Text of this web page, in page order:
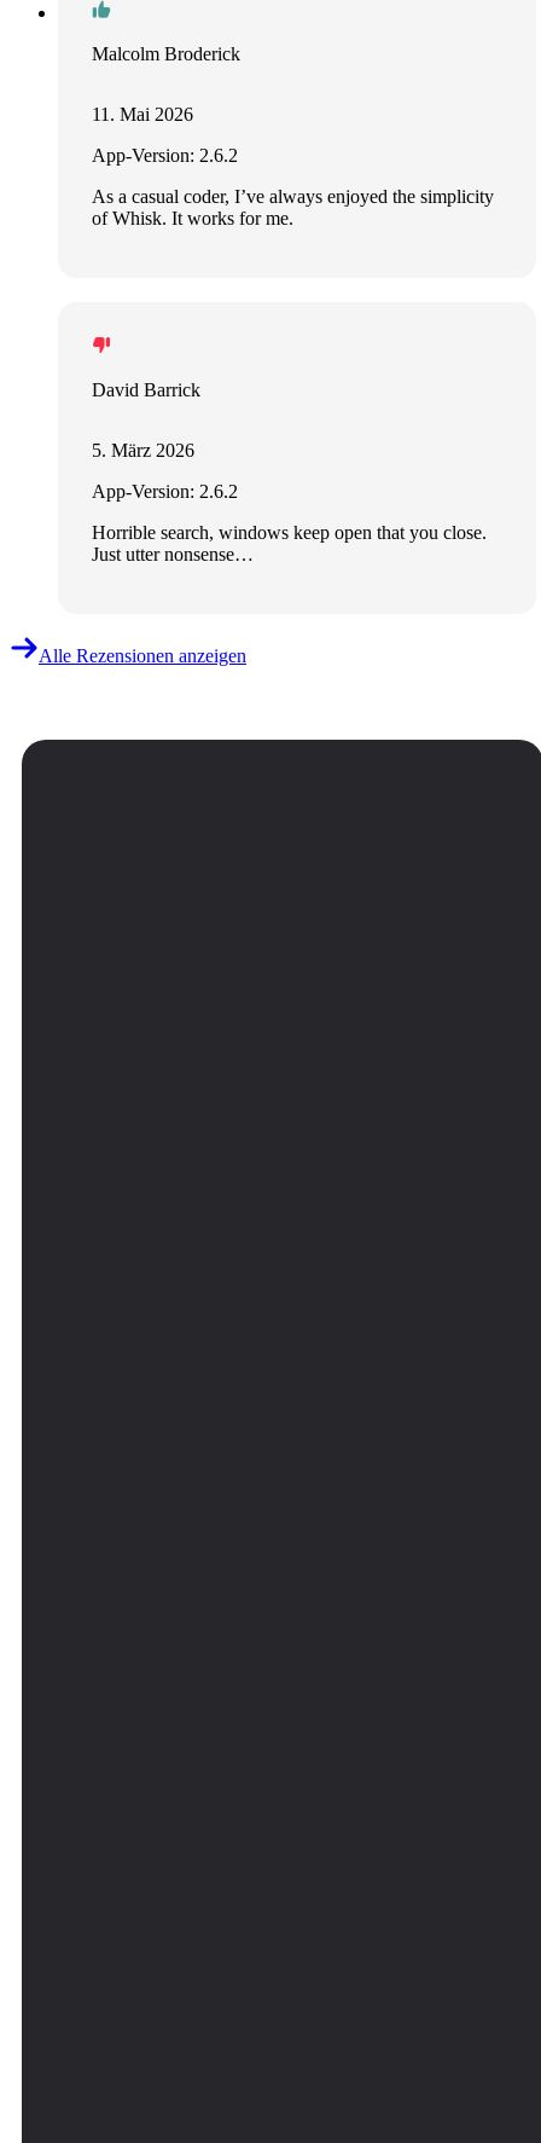
Malcolm Broderick
11. Mai 2026
App-Version: 2.6.2
As a casual coder, I’ve always enjoyed the simplicity
of Whisk. It works for me.
David Barrick
5. März 2026
App-Version: 2.6.2
Horrible search, windows keep open that you close.
Just utter nonsense…
Alle Rezensionen anzeigen